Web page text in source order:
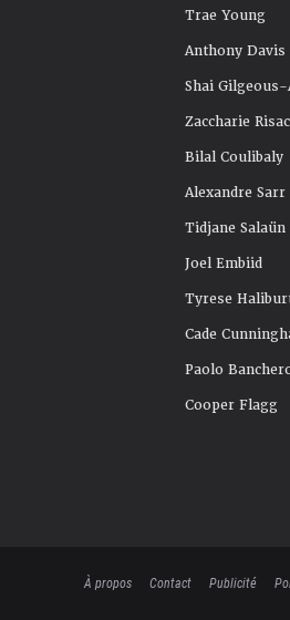
Trae Young
Anthony Davis
Shai
Zaccharie
Bilal Coulibaly
Alexandre Sarr
Tidjane Salaün
Joel Embiid
Tyrese
Cade
Paolo
Cooper Flagg
À propos Contact Publicité